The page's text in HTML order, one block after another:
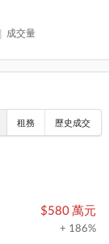
租務 歷史成交
$580 萬元
+ 186%